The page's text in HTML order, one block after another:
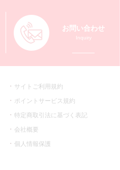
お問い合わせ
Inquiry
サイトご利用規約
ポイントサービス規約
特定商取引法に基づく表記
会社概要
個人情報保護